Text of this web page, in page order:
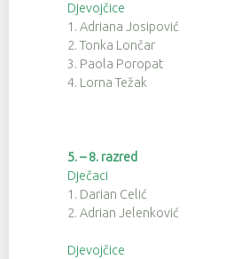
Djevojčice
1. Adriana Josipović
2. Tonka Lončar
3. Paola Poropat
4. Lorna Težak
5. – 8. razred
Dječaci
1. Darian Celić
2. Adrian Jelenković
Djevojčice